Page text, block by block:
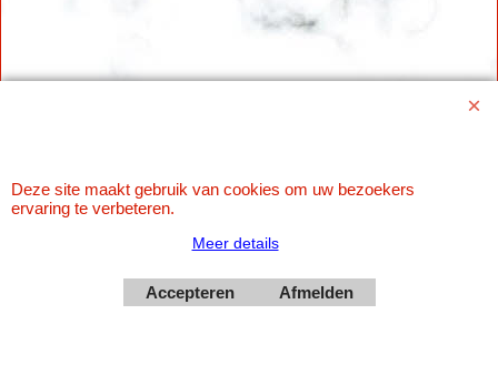
Deze site maakt gebruik van cookies om uw bezoekers
ervaring te verbeteren.
Meer details
Accepteren Afmelden